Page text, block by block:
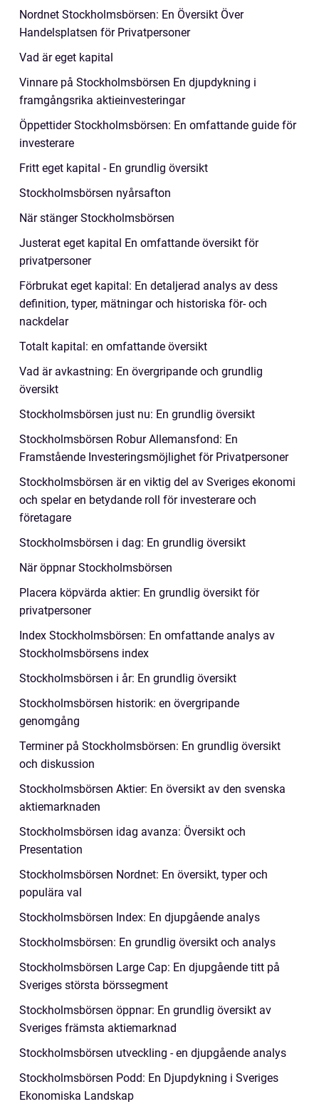
Nordnet Stockholmsbörsen: En Översikt Över
Handelsplatsen för Privatpersoner
Vad är eget kapital
Vinnare på Stockholmsbörsen En djupdykning i
framgångsrika aktieinvesteringar
Öppettider Stockholmsbörsen: En omfattande guide för
investerare
Fritt eget kapital - En grundlig översikt
Stockholmsbörsen nyårsafton
När stänger Stockholmsbörsen
Justerat eget kapital En omfattande översikt för
privatpersoner
Förbrukat eget kapital: En detaljerad analys av dess
definition, typer, mätningar och historiska för- och
nackdelar
Totalt kapital: en omfattande översikt
Vad är avkastning: En övergripande och grundlig
översikt
Stockholmsbörsen just nu: En grundlig översikt
Stockholmsbörsen Robur Allemansfond: En
Framstående Investeringsmöjlighet för Privatpersoner
Stockholmsbörsen är en viktig del av Sveriges ekonomi
och spelar en betydande roll för investerare och
företagare
Stockholmsbörsen i dag: En grundlig översikt
När öppnar Stockholmsbörsen
Placera köpvärda aktier: En grundlig översikt för
privatpersoner
Index Stockholmsbörsen: En omfattande analys av
Stockholmsbörsens index
Stockholmsbörsen i år: En grundlig översikt
Stockholmsbörsen historik: en övergripande
genomgång
Terminer på Stockholmsbörsen: En grundlig översikt
och diskussion
Stockholmsbörsen Aktier: En översikt av den svenska
aktiemarknaden
Stockholmsbörsen idag avanza: Översikt och
Presentation
Stockholmsbörsen Nordnet: En översikt, typer och
populära val
Stockholmsbörsen Index: En djupgående analys
Stockholmsbörsen: En grundlig översikt och analys
Stockholmsbörsen Large Cap: En djupgående titt på
Sveriges största börssegment
Stockholmsbörsen öppnar: En grundlig översikt av
Sveriges främsta aktiemarknad
Stockholmsbörsen utveckling - en djupgående analys
Stockholmsbörsen Podd: En Djupdykning i Sveriges
Ekonomiska Landskap